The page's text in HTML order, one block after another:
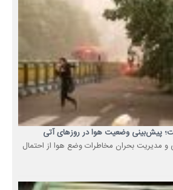
پیش‌بینی وضعیت هوا در روزهای آتی
مدیریت بحران مخاطرات وضع هوا از احتمال